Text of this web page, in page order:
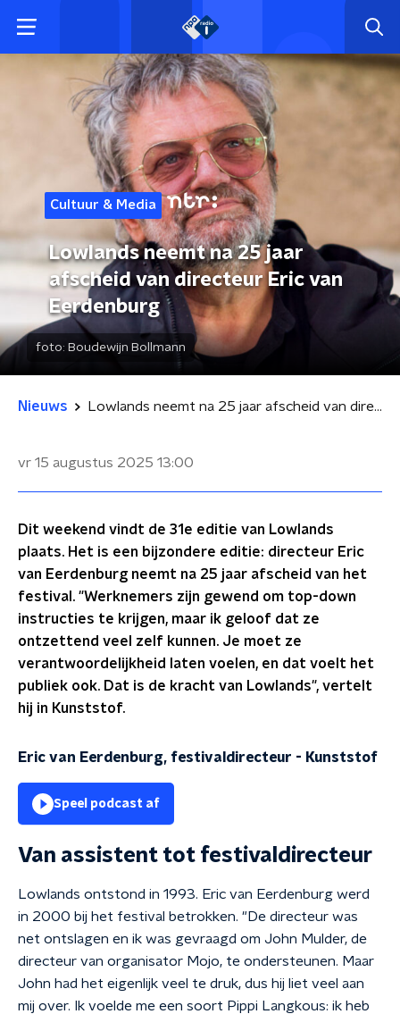
Cultuur & Media
Lowlands neemt na 25 jaar
afscheid van directeur Eric van
Eerdenburg
foto: Boudewijn Bollmann
Nieuws Lowlands neemt na 25 jaar afscheid van directeur Eric van Eerdenburg
vr 15 augustus 2025 13:00
Dit weekend vindt de 31e editie van Lowlands
plaats. Het is een bijzondere editie: directeur Eric
van Eerdenburg neemt na 25 jaar afscheid van het
festival. "Werknemers zijn gewend om top-down
instructies te krijgen, maar ik geloof dat ze
ontzettend veel zelf kunnen. Je moet ze
verantwoordelijkheid laten voelen, en dat voelt het
publiek ook. Dat is de kracht van Lowlands", vertelt
hij in Kunststof.
Eric van Eerdenburg, festivaldirecteur - Kunststof
Speel podcast af
Van assistent tot festivaldirecteur
Lowlands ontstond in 1993. Eric van Eerdenburg werd
in 2000 bij het festival betrokken. "De directeur was
net ontslagen en ik was gevraagd om John Mulder, de
directeur van organisator Mojo, te ondersteunen. Maar
John had het eigenlijk veel te druk, dus hij liet veel aan
mij over. Ik voelde me een soort Pippi Langkous: ik heb